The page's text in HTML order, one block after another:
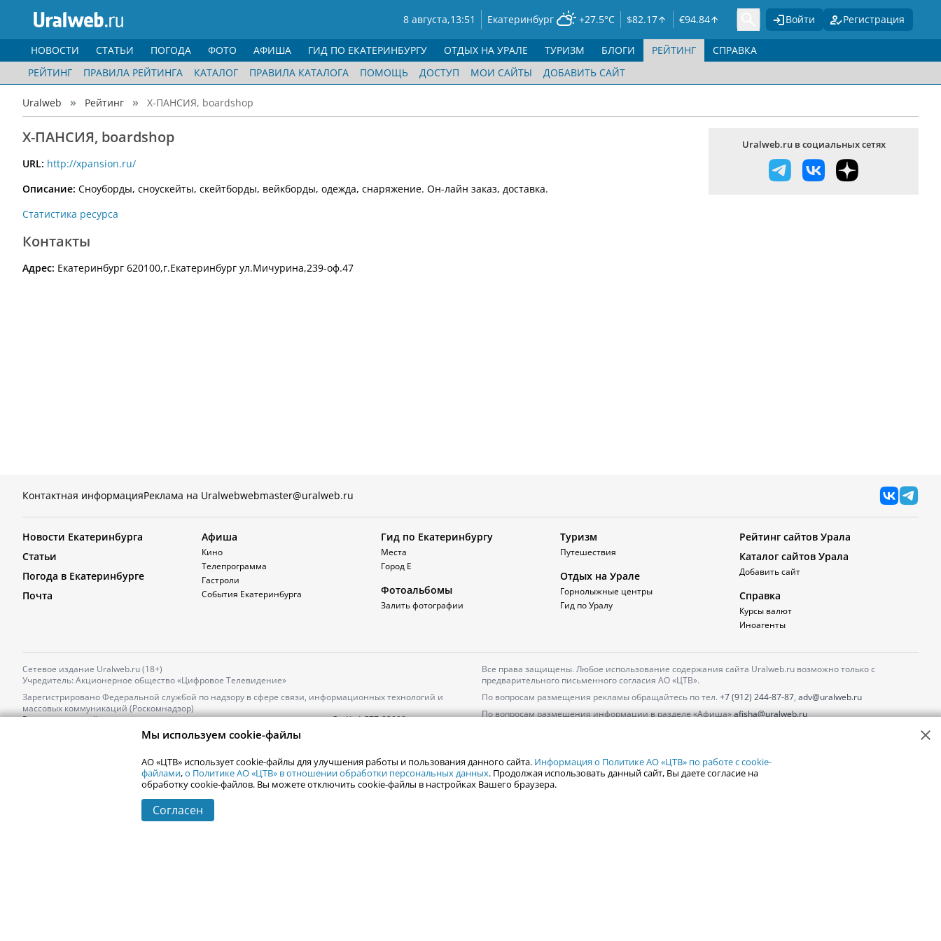
8 августа,13:51 Екатеринбург +27.5°C $82.17 €94.84 Войти Регистрация
НОВОСТИ СТАТЬИ ПОГОДА ФОТО АФИША ГИД ПО ЕКАТЕРИНБУРГУ ОТДЫХ НА УРАЛЕ ТУРИЗМ БЛОГИ
РЕЙТИНГ
РЕЙТИНГ
ПРАВИЛА РЕЙТИНГА КАТАЛОГ ПРАВИЛА КАТАЛОГА ПОМОЩЬ ДОСТУП МОИ САЙТЫ ДОБАВИТЬ САЙТ
СПРАВКА
Uralweb Рейтинг X-ПАНСИЯ, boardshop
X-ПАНСИЯ, boardshop
URL: http://xpansion.ru/
Описание: Сноуборды, сноускейты, скейтборды, вейкборды, одежда, снаряжение. Он-лайн заказ, доставка.
Статистика ресурса
Контакты
Адрес: Екатеринбург 620100,г.Екатеринбург ул.Мичурина,239-оф.47
Uralweb.ru в социальных сетях
Контактная информацияРеклама на Uralwebwebmaster@uralweb.ru
Новости Екатеринбурга
Статьи
Погода в Екатеринбурге
Почта
Афиша
Кино
Телепрограмма
Гастроли
События Екатеринбурга
Гид по Екатеринбургу
Места
Город Е
Фотоальбомы
Залить фотографии
Туризм
Путешествия
Отдых на Урале
Горнолыжные центры
Гид по Уралу
Рейтинг сайтов Урала
Каталог сайтов Урала
Добавить сайт
Справка
Курсы валют
Иноагенты
Сетевое издание Uralweb.ru (18+)
Учредитель: Акционерное общество «Цифровое Телевидение»
Зарегистрировано Федеральной службой по надзору в сфере связи, информационных технологий и
массовых коммуникаций (Роскомнадзор)
Регистрационный номер и дата принятия решения о регистрации: серияЭл № ФС77-82000
+7 (912) 244-87-87,
Электронный адрес редакции:news@uralweb.ru
Все права защищены. Любое использование содержания сайта Uralweb.ru возможно только с
предварительного письменного согласия АО «ЦТВ».
По вопросам размещения рекламы обращайтесь по тел. +7 (912) 244-87-87, adv@uralweb.ru
По вопросам размещения информации в разделе «Афиша»afisha@uralweb.ru
Екатеринбург
Мы используем cookie-файлы
АО «ЦТВ» использует cookie-файлы для улучшения работы и пользования данного сайта. Информация о Политике АО «ЦТВ» по работе с cookie-
файлами,о Политике АО «ЦТВ» в отношении обработки персональных данных. Продолжая использовать данный сайт, Вы даете согласие на
обработку cookie-файлов. Вы можете отключить cookie-файлы в настройках Вашего браузера.
Согласен